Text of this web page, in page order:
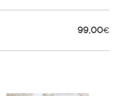
99,00€